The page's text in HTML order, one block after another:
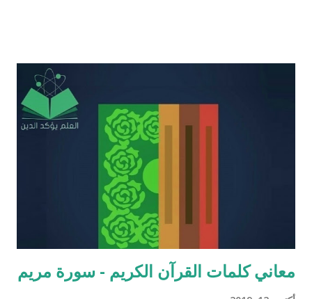
الافتراء : 1 - زوجيّة الأشياء في القرآن : مِنْ كُلِّ شَيْءٍ خَلَقْنَا زَوْجَيْنِ
لَعَلَّكُمْ تَذَكَّرُونَ / الذاريات : 49 وَمِنْ كُلِّ الثَّمَرَاتِ جَعَلَ فِيهَا زَوْجَيْنِ
اثْنَيْنِ / الرعد : 3 حَتَّى إِذَا جَاءَ أَمْرُنَا وَفَارَ التَّنُّورُ قُلْنَا احْمِلْ فِيهَا مِنْ كُلٍّ
زَوْجَيْنِ اثْنَيْنِ / هود : 11 و اذا طبقنا هذه الآبات وجدنا فيها شيئاً من
معاني كلمات القرآن الكريم - سورة مريم